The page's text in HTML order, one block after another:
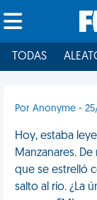
TODAS
Por Anonyme -
Hoy, estaba
Manzanares.
que se estrelló
salto al río. ¿La